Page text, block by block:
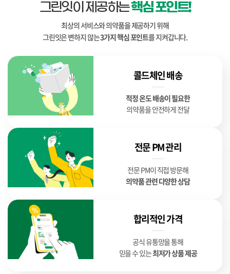
그린잇이 제공하는핵심 포인트!
최상의 서비스와 의약품을 제공하기 위해
그린잇은 변하지 않는3가지 핵심 포인트를 지켜갑니다.
콜드체인 배송
적정 온도 배송이 필요한
의약품을 안전하게 전달
전문 PM 관리
전문 PM이 직접 방문해
의약품 관련 다양한 상담
합리적인 가격
공식 유통망을 통해
믿을 수 있는최저가 상품 제공